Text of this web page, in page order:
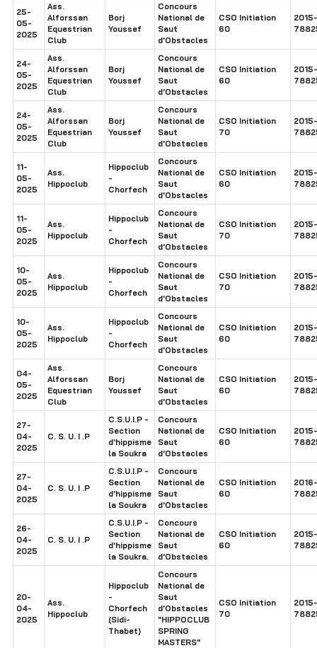
25-
05-
2025
Ass.
Alforssan
Equestrian
Club
Borj
Youssef
Concours
National de
Saut
d'Obstacles
CSO Initiation
60
2015-
24-
05-
2025
Ass.
Alforssan
Equestrian
Club
Borj
Youssef
Concours
National de
Saut
d'Obstacles
CSO Initiation
60
2015-
24-
05-
2025
Ass.
Alforssan
Equestrian
Club
Borj
Youssef
Concours
National de
Saut
d'Obstacles
CSO Initiation
70
2015-
11-
05-
2025
Ass.
Hippoclub
Hippoclub
-
Chorfech
Concours
National de
Saut
d'Obstacles
CSO Initiation
60
2015-
11-
05-
2025
Ass.
Hippoclub
Hippoclub
-
Chorfech
Concours
National de
Saut
d'Obstacles
CSO Initiation
70
2015-
10-
05-
2025
Ass.
Hippoclub
Hippoclub
-
Chorfech
Concours
National de
Saut
d'Obstacles
CSO Initiation
70
2015-
10-
05-
2025
Ass.
Hippoclub
Hippoclub
-
Chorfech
Concours
National de
Saut
d'Obstacles
CSO Initiation
60
2015-
04-
05-
2025
Ass.
Alforssan
Equestrian
Club
Borj
Youssef
Concours
National de
Saut
d'Obstacles
CSO Initiation
60
2015-
27-
04-
2025
C. S. U. I .P
C.S.U.I.P -
Section
d'hippisme
la Soukra
Concours
National de
Saut
d'Obstacles
CSO Initiation
60
2015-
27-
04-
2025
C. S. U. I .P
C.S.U.I.P -
Section
d'hippisme
la Soukra
Concours
National de
Saut
d'Obstacles
CSO Initiation
60
2016-
26-
04-
2025
C. S. U. I .P
C.S.U.I.P -
Section
d'hippisme
la Soukra.
Concours
National de
Saut
d'Obstacles
CSO Initiation
60
2015-
20-
04-
2025
Ass.
Hippoclub
Hippoclub
-
Chorfech
(Sidi-
Thabet)
Concours
National de
Saut
d'Obstacles
"HIPPOCLUB
SPRING
MASTERS"
CSO Initiation
70
2015-